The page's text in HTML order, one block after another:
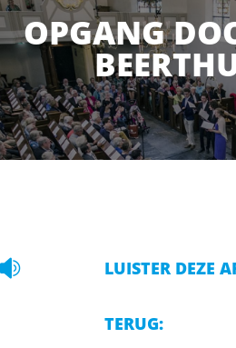
OPGANG
 LUISTER DEZE
TERUG: